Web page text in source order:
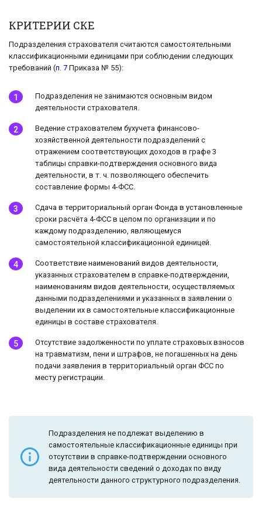
КРИТЕРИИ СКЕ
Подразделения страхователя считаются самостоятельными
классификационными единицами при соблюдении следующих
требований (п. 7 Приказа № 55):
Подразделения не занимаются основным видом
деятельности страхователя.
Ведение страхователем бухучета финансово-
хозяйственной деятельности подразделений с
отражением соответствующих доходов в графе 3
таблицы справки-подтверждения основного вида
деятельности, в т. ч. позволяющего обеспечить
составление формы 4-ФСС.
Сдача в территориальный орган Фонда в установленные
сроки расчёта 4-ФСС в целом по организации и по
каждому подразделению, являющемуся
самостоятельной классификационной единицей.
Соответствие наименований видов деятельности,
указанных страхователем в справке-подтверждении,
наименованиям видов деятельности, осуществляемых
данными подразделениями и указанных в заявлении о
выделении их в самостоятельные классификационные
единицы в составе страхователя.
Отсутствие задолженности по уплате страховых взносов
на травматизм, пени и штрафов, не погашенных на день
подачи заявления в территориальный орган ФСС по
месту регистрации.
Подразделения не подлежат выделению в
самостоятельные классификационные единицы при
отсутствии в справке-подтверждении основного
вида деятельности сведений о доходах по виду
деятельности данного структурного подразделения.